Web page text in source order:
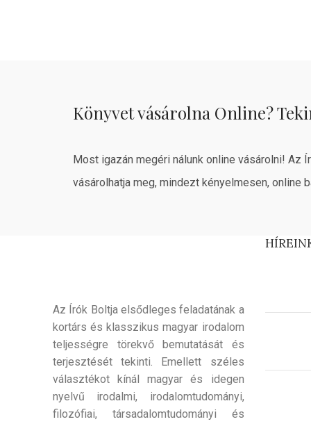
Könyvet vásárolna Online?
Most igazán megéri nálunk online vásárolni! Az
vásárolhatja meg, mindezt kényelmesen,
Az Írók Boltja elsődleges feladatának a
kortárs és klasszikus magyar irodalom
teljességre törekvő bemutatását és
terjesztését tekinti. Emellett széles
választékot kínál magyar és idegen
nyelvű irodalmi, irodalomtudományi,
filozófiai, társadalomtudományi és